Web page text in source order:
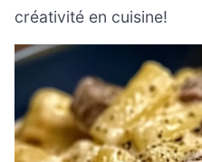
créativité en cuisine!